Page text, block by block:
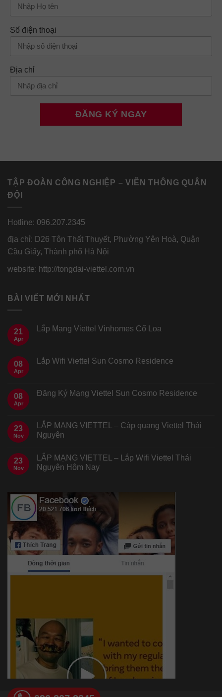
Số điện thoại
Địa chỉ
TẬP ĐOÀN CÔNG NGHIỆP – VIỄN THÔNG QUÂN
ĐỘI
Hotline: 096.207.2345
địa chỉ: D26 Tôn Thất Thuyết, Phường Yên Hoà, Quận
Cầu Giấy, Thành phố Hà Nội
website: http://tongdai-viettel.com.vn
BÀI VIẾT MỚI NHẤT
21
Apr
Lắp Mạng Viettel Vinhomes Cổ Loa
08
Apr
Lắp Wifi Viettel Sun Cosmo Residence
08
Apr
Đăng Ký Mạng Viettel Sun Cosmo Residence
23
Nov
LẮP MẠNG VIETTEL – Cáp quang Viettel Thái
Nguyên
23
Nov
LẮP MẠNG VIETTEL – Lắp Wifi Viettel Thái
Nguyên Hôm Nay